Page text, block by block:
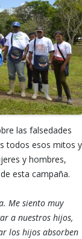
las falsedades
todos esos mitos y
y hombres,
esta campaña.
Me siento muy
a nuestros hijos,
los hijos absorben